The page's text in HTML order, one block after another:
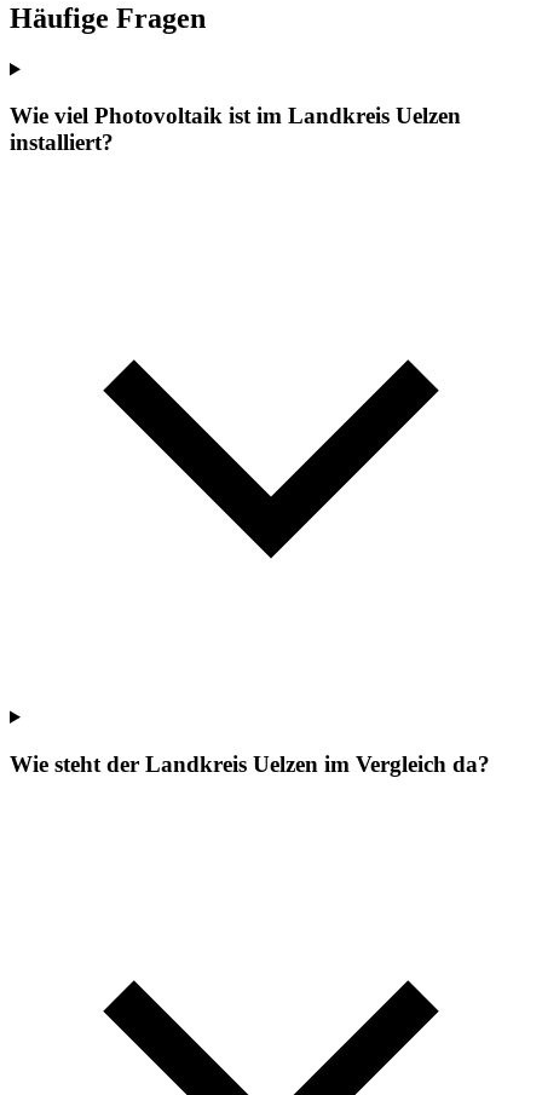
Häufige Fragen
Wie viel Photovoltaik ist im Landkreis Uelzen
installiert?
Wie steht der Landkreis Uelzen im Vergleich da?